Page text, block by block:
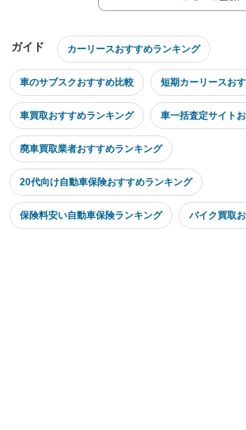
ガイド カーリースおすすめランキング
車のサブスクおすすめ比較 短期カーリースお
車買取おすすめランキング 車一括査定サイト
廃車買取業者おすすめランキング
20代向け自動車保険おすすめランキング
保険料安い自動車保険ランキング バイク買取